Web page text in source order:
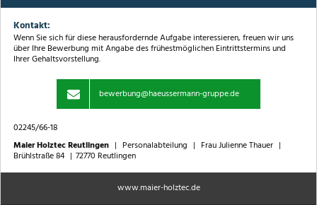
Kontakt:
Wenn Sie sich für diese herausfordernde Aufgabe interessieren, freuen wir uns
über Ihre Bewerbung mit Angabe des frühestmöglichen Eintrittstermins und
Ihrer Gehaltsvorstellung.
bewerbung@haeussermann-gruppe.de
02245/66-18
Maier Holztec Reutlingen | Personalabteilung | Frau Julienne Thauer |
Brühlstraße 84 | 72770 Reutlingen
www.maier-holztec.de